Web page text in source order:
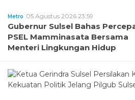
Metro 05 Agustus 2026 23:59
Gubernur Sulsel Bahas
PSEL Mamminasata Bersama
Menteri Lingkungan Hidup